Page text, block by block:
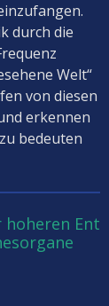
durch die
Welt“
von diesen
erkennen
bedeuten
hoheren Ent